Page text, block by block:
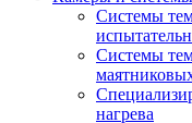
Системы
Системы
нагрева